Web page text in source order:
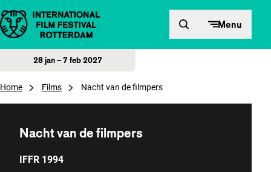
Direct naar inhoud Menu
28 jan – 7 feb 2027
Home Films Nacht van de filmpers
Nacht van de filmpers
IFFR 1994